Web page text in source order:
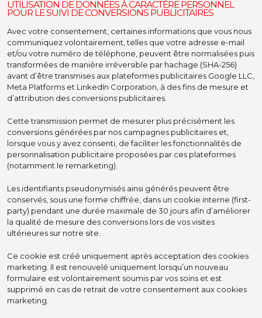
UTILISATION DE DONNÉES À CARACTÈRE PERSONNEL
POUR LE SUIVI DE CONVERSIONS PUBLICITAIRES
Avec votre consentement, certaines informations que vous nous
communiquez volontairement, telles que votre adresse e-mail
et/ou votre numéro de téléphone, peuvent être normalisées puis
transformées de manière irréversible par hachage (SHA-256)
avant d’être transmises aux plateformes publicitaires Google LLC,
Meta Platforms et LinkedIn Corporation, à des fins de mesure et
d’attribution des conversions publicitaires.
Cette transmission permet de mesurer plus précisément les
conversions générées par nos campagnes publicitaires et,
lorsque vous y avez consenti, de faciliter les fonctionnalités de
personnalisation publicitaire proposées par ces plateformes
(notamment le remarketing).
Les identifiants pseudonymisés ainsi générés peuvent être
conservés, sous une forme chiffrée, dans un cookie interne (first-
party) pendant une durée maximale de 30 jours afin d’améliorer
la qualité de mesure des conversions lors de vos visites
ultérieures sur notre site.
Ce cookie est créé uniquement après acceptation des cookies
marketing. Il est renouvelé uniquement lorsqu’un nouveau
formulaire est volontairement soumis par vos soins et est
supprimé en cas de retrait de votre consentement aux cookies
marketing.